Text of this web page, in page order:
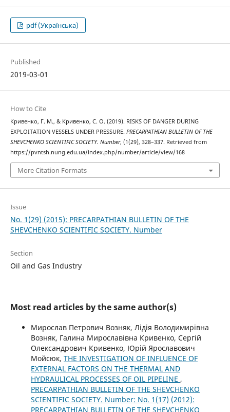
pdf (Українська)
Published
2019-03-01
How to Cite
Кривенко, Г. М., & Кривенко, С. О. (2019). RISKS OF DANGER DURING
EXPLOITATION VESSELS UNDER PRESSURE. PRECARPATHIAN BULLETIN OF THE
SHEVCHENKO SCIENTIFIC SOCIETY. Number, (1(29), 328–337. Retrieved from
https://pvntsh.nung.edu.ua/index.php/number/article/view/168
More Citation Formats
Issue
No. 1(29) (2015): PRECARPATHIAN BULLETIN OF THE
SHEVCHENKO SCIENTIFIC SOCIETY. Number
Section
Oil and Gas Industry
Most read articles by the same author(s)
Мирослав Петрович Возняк, Лідія Володимирівна
Возняк, Галина Мирославівна Кривенко, Сергій
Олександрович Кривенко, Юрій Ярославович
Мойсюк, THE INVESTIGATION OF INFLUENCE OF
EXTERNAL FACTORS ON THE THERMAL AND
HYDRAULICAL PROCESSES OF OIL PIPELINE ,
PRECARPATHIAN BULLETIN OF THE SHEVCHENKO
SCIENTIFIC SOCIETY. Number: No. 1(17) (2012):
PRECARPATHIAN BULLETIN OF THE SHEVCHENKO